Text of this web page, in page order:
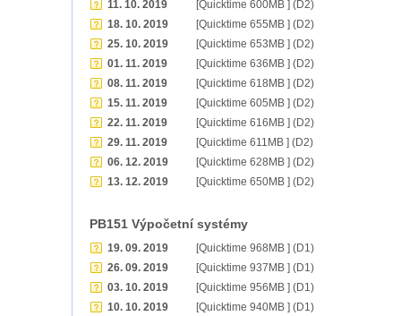
11. 10. 2019
[Quicktime 600MB ] (D2)
18. 10. 2019
[Quicktime 655MB ] (D2)
25. 10. 2019
[Quicktime 653MB ] (D2)
01. 11. 2019
[Quicktime 636MB ] (D2)
08. 11. 2019
[Quicktime 618MB ] (D2)
15. 11. 2019
[Quicktime 605MB ] (D2)
22. 11. 2019
[Quicktime 616MB ] (D2)
29. 11. 2019
[Quicktime 611MB ] (D2)
06. 12. 2019
[Quicktime 628MB ] (D2)
13. 12. 2019
[Quicktime 650MB ] (D2)
PB151 Výpočetní systémy
19. 09. 2019
[Quicktime 968MB ] (D1)
26. 09. 2019
[Quicktime 937MB ] (D1)
03. 10. 2019
[Quicktime 956MB ] (D1)
10. 10. 2019
[Quicktime 940MB ] (D1)